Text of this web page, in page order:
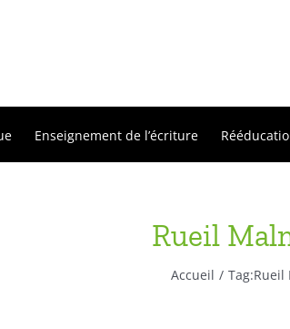
Enseignement de l’écriture
Rueil
Accueil Tag:Rueil